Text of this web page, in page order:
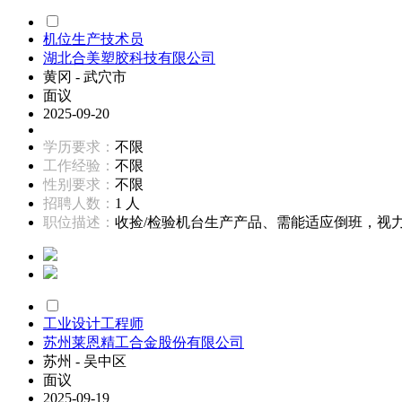
机位生产技术员
湖北合美塑胶科技有限公司
黄冈 - 武穴市
面议
2025-09-20
学历要求： 不限
工作经验： 不限
性别要求： 不限
招聘人数： 1 人
职位描述： 收捡/检验机台生产产品、需能适应倒班，视
工业设计工程师
苏州莱恩精工合金股份有限公司
苏州 - 吴中区
面议
2025-09-19